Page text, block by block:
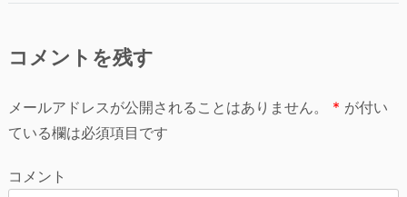
ビ
ゲ
コメントを残す
メールアドレスが公開されることはありません。 * が付い
ている欄は必須項目です
コメント